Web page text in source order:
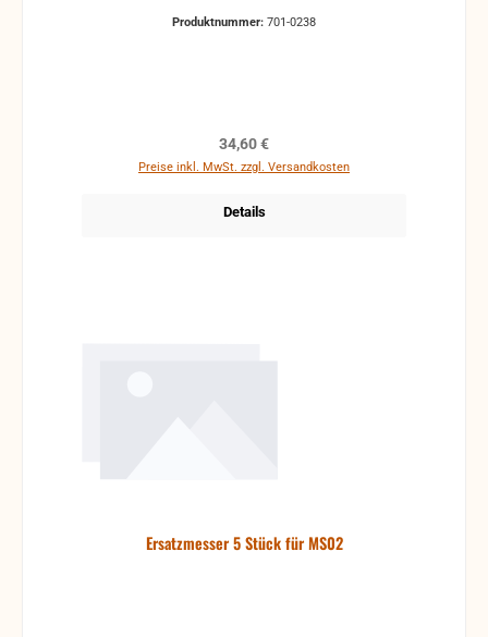
Produktnummer: 701-0238
Regulärer Preis:
34,60 €
Preise inkl. MwSt. zzgl. Versandkosten
Details
Ersatzmesser 5 Stück für MS02